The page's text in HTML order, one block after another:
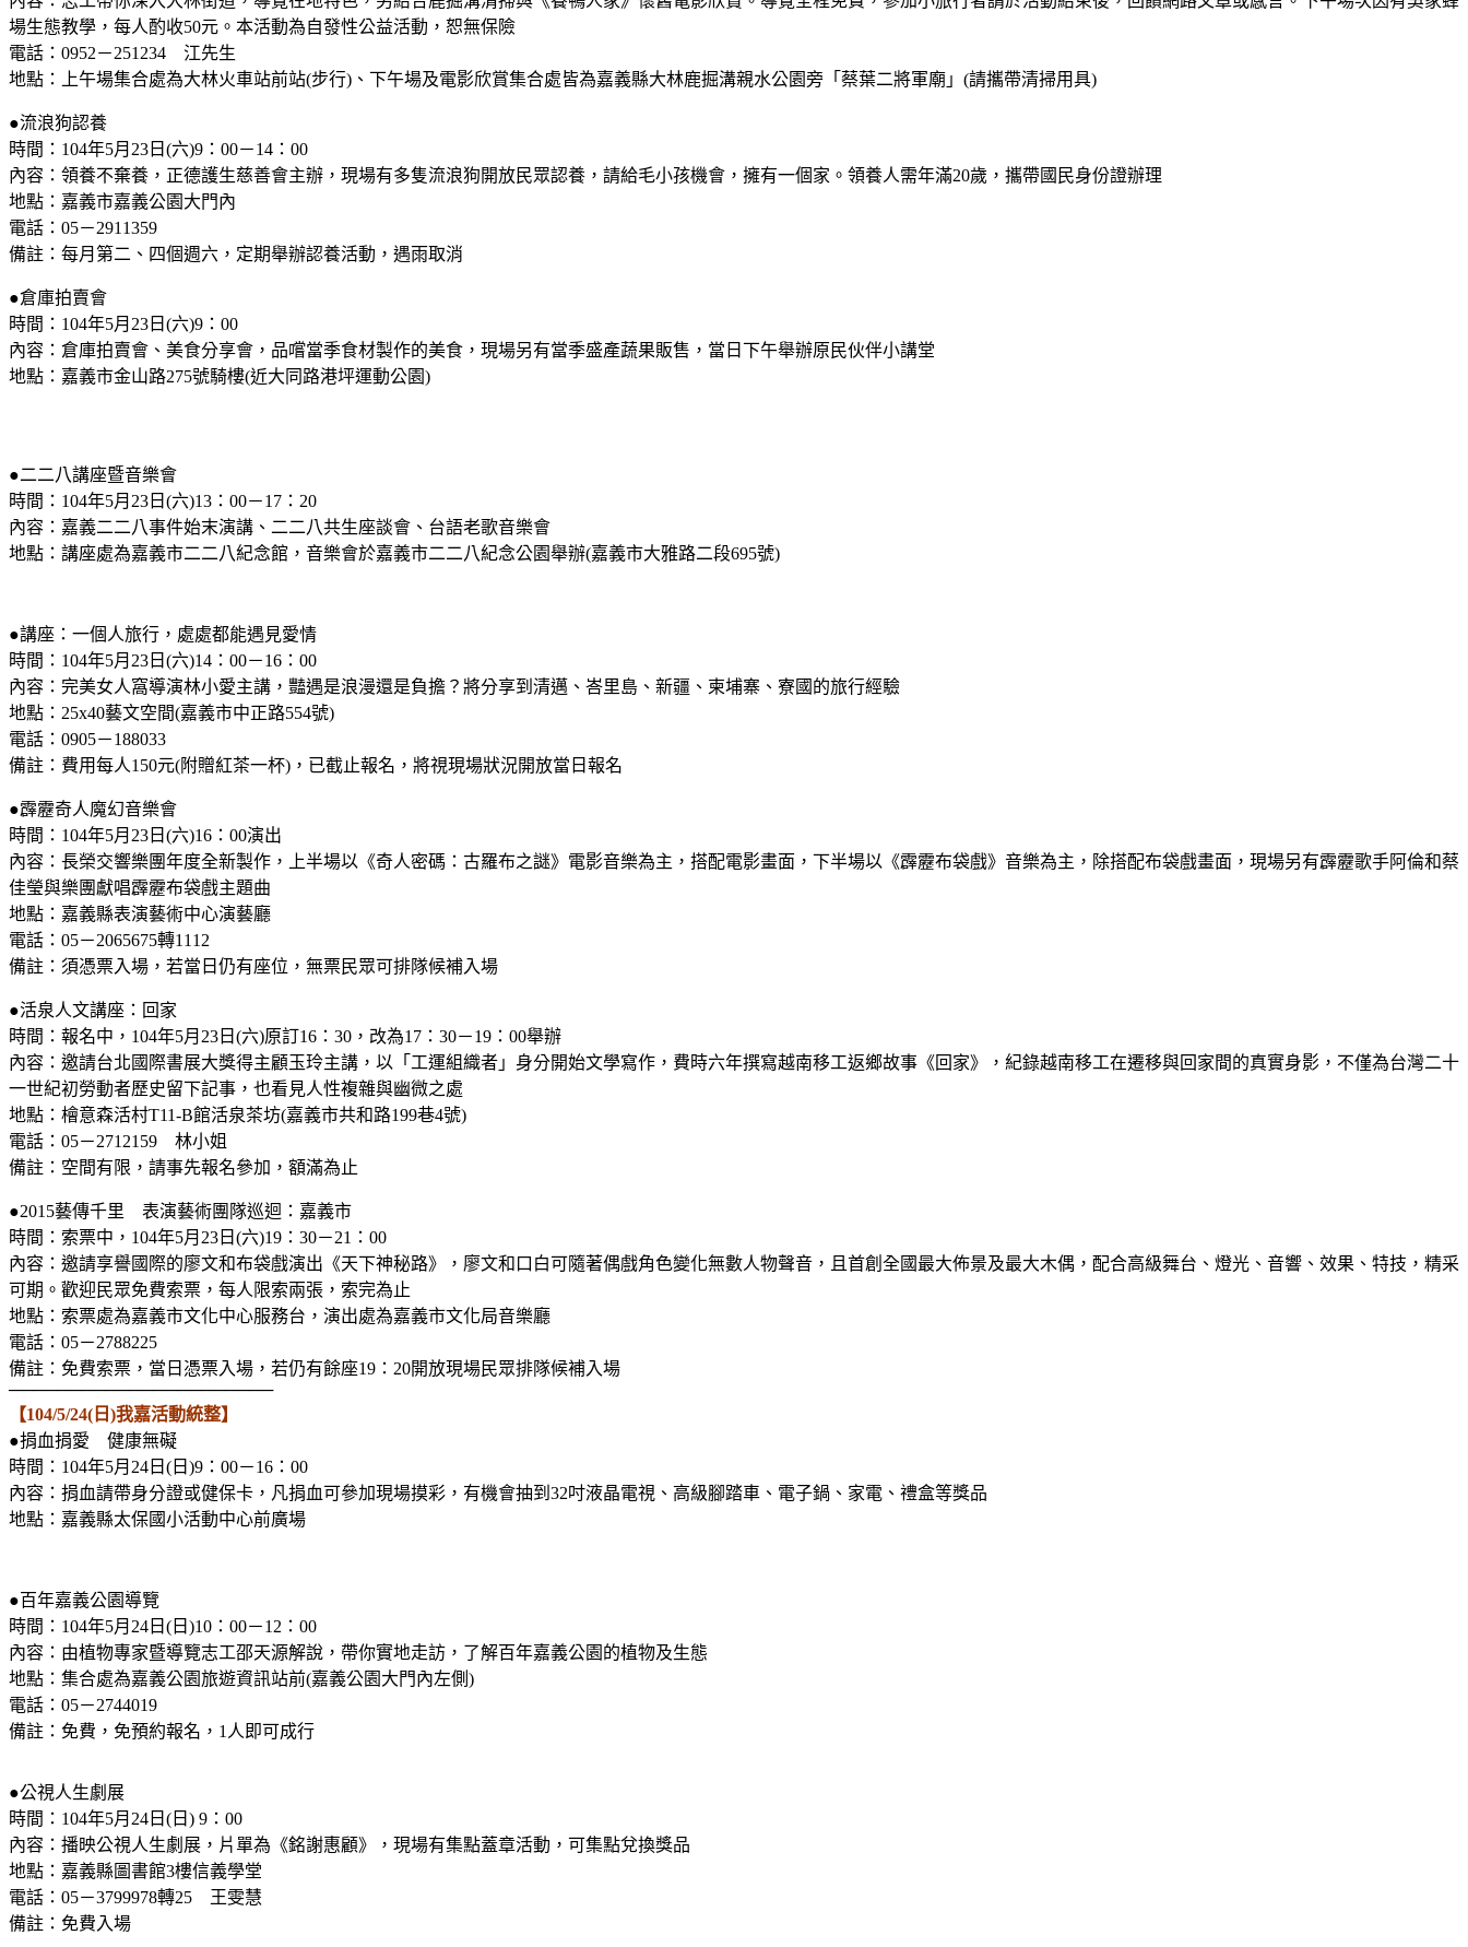
場生態教學，每人酌收50元。本活動為自發性公益活動，恕無保險
電話：0952－251234 江先生
地點：上午場集合處為大林火車站前站(步行)、下午場及電影欣賞集合處皆為嘉義縣大林鹿掘溝親水公園旁「蔡葉二將軍廟」(請攜帶清掃用具)
●流浪狗認養
時間：104年5月23日(六)9：00－14：00
內容：領養不棄養，正德護生慈善會主辦，現場有多隻流浪狗開放民眾認養，請給毛小孩機會，擁有一個家。領養人需年滿20歲，攜帶國民身份證辦理
地點：嘉義市嘉義公園大門內
電話：05－2911359
備註：每月第二、四個週六，定期舉辦認養活動，遇雨取消
●倉庫拍賣會
時間：104年5月23日(六)9：00
內容：倉庫拍賣會、美食分享會，品嚐當季食材製作的美食，現場另有當季盛產蔬果販售，當日下午舉辦原民伙伴小講堂
地點：嘉義市金山路275號騎樓(近大同路港坪運動公園)
●二二八講座暨音樂會
時間：104年5月23日(六)13：00－17：20
內容：嘉義二二八事件始末演講、二二八共生座談會、台語老歌音樂會
地點：講座處為嘉義市二二八紀念館，音樂會於嘉義市二二八紀念公園舉辦(嘉義市大雅路二段695號)
●講座：一個人旅行，處處都能遇見愛情
時間：104年5月23日(六)14：00－16：00
內容：完美女人窩導演林小愛主講，豔遇是浪漫還是負擔？將分享到清邁、峇里島、新疆、柬埔寨、寮國的旅行經驗
地點：25x40藝文空間(嘉義市中正路554號)
電話：0905－188033
備註：費用每人150元(附贈紅茶一杯)，已截止報名，將視現場狀況開放當日報名
●霹靂奇人魔幻音樂會
時間：104年5月23日(六)16：00演出
內容：長榮交響樂團年度全新製作，上半場以《奇人密碼：古羅布之謎》電影音樂為主，搭配電影畫面，下半場以《霹靂布袋戲》音樂為主，除搭配布袋戲畫面，現場另有霹靂歌手阿倫和蔡
佳瑩與樂團獻唱霹靂布袋戲主題曲
地點：嘉義縣表演藝術中心演藝廳
電話：05－2065675轉1112
備註：須憑票入場，若當日仍有座位，無票民眾可排隊候補入場
●活泉人文講座：回家
時間：報名中，104年5月23日(六)原訂16：30，改為17：30－19：00舉辦
內容：邀請台北國際書展大獎得主顧玉玲主講，以「工運組織者」身分開始文學寫作，費時六年撰寫越南移工返鄉故事《回家》，紀錄越南移工在遷移與回家間的真實身影，不僅為台灣二十
一世紀初勞動者歷史留下記事，也看見人性複雜與幽微之處
地點：檜意森活村T11-B館活泉茶坊(嘉義市共和路199巷4號)
電話：05－2712159 林小姐
備註：空間有限，請事先報名參加，額滿為止
●2015藝傳千里 表演藝術團隊巡迴：嘉義市
時間：索票中，104年5月23日(六)19：30－21：00
內容：邀請享譽國際的廖文和布袋戲演出《天下神秘路》，廖文和口白可隨著偶戲角色變化無數人物聲音，且首創全國最大佈景及最大木偶，配合高級舞台、燈光、音響、效果、特技，精采
可期。歡迎民眾免費索票，每人限索兩張，索完為止
地點：索票處為嘉義市文化中心服務台，演出處為嘉義市文化局音樂廳
電話：05－2788225
備註：免費索票，當日憑票入場，若仍有餘座19：20開放現場民眾排隊候補入場
──────────────────────
【104/5/24(日)我嘉活動統整】
●捐血捐愛 健康無礙
時間：104年5月24日(日)9：00－16：00
內容：捐血請帶身分證或健保卡，凡捐血可參加現場摸彩，有機會抽到32吋液晶電視、高級腳踏車、電子鍋、家電、禮盒等獎品
地點：嘉義縣太保國小活動中心前廣場
●百年嘉義公園導覽
時間：104年5月24日(日)10：00－12：00
內容：由植物專家暨導覽志工邵天源解說，帶你實地走訪，了解百年嘉義公園的植物及生態
地點：集合處為嘉義公園旅遊資訊站前(嘉義公園大門內左側)
電話：05－2744019
備註：免費，免預約報名，1人即可成行
●公視人生劇展
時間：104年5月24日(日) 9：00
內容：播映公視人生劇展，片單為《銘謝惠顧》，現場有集點蓋章活動，可集點兌換獎品
地點：嘉義縣圖書館3樓信義學堂
電話：05－3799978轉25 王雯慧
備註：免費入場